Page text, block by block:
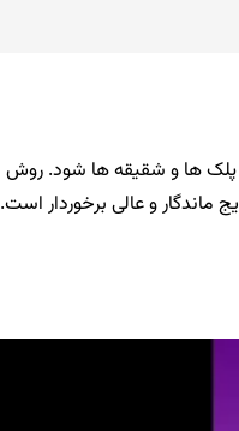
پلک ها و شقیقه ها شود. روش
ماندگار و عالی برخوردار است.